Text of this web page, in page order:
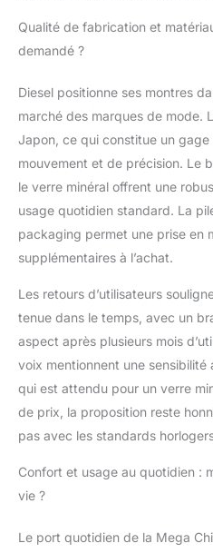
Qualité de fabrication et
demandé ?
Diesel positionne ses montres
marché des marques de mode.
Japon, ce qui constitue un
mouvement et de précision. Le
le verre minéral offrent une
usage quotidien standard. La
packaging permet une prise en
supplémentaires à l’achat.
Les retours d’utilisateurs
tenue dans le temps, avec un
aspect après plusieurs mois
voix mentionnent une
qui est attendu pour un verre
de prix, la proposition reste
pas avec les standards
Confort et usage au quotidien :
vie ?
Le port quotidien de la Mega